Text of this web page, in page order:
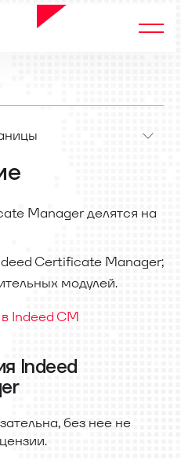
Manager делятся на
Certificate Manager;
модулей.
Indeed CM
Indeed
без нее не